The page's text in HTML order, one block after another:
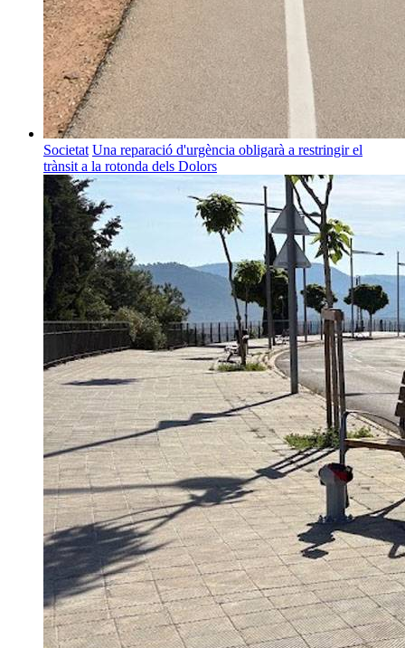
Societat Una reparació d'urgència obligarà a restringir el
trànsit a la rotonda dels Dolors